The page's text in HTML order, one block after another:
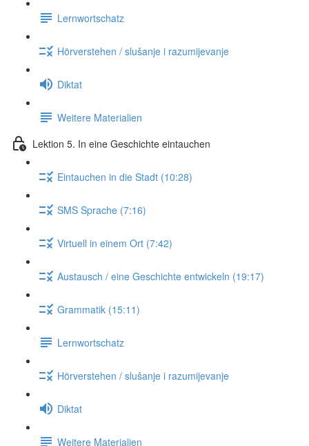
Lernwortschatz
Hörverstehen / slušanje i razumijevanje
Diktat
Weitere Materialien
Lektion 5. In eine Geschichte eintauchen
Eintauchen in die Stadt (10:28)
SMS Sprache (7:16)
Virtuell in einem Ort (7:42)
Austausch / eine Geschichte entwickeln (19:17)
Grammatik (15:11)
Lernwortschatz
Hörverstehen / slušanje i razumijevanje
Diktat
Weitere Materialien